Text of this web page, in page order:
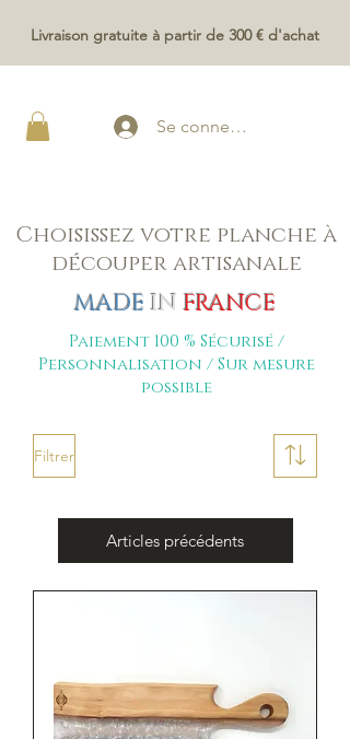
Livraison gratuite à partir de 300 € d'achat
Se connecter
Choisissez votre planche à
découper artisanale
MADE IN FRANCE
Paiement 100 % Sécurisé /
Personnalisation / Sur mesure
possible
Filtrer
Articles précédents